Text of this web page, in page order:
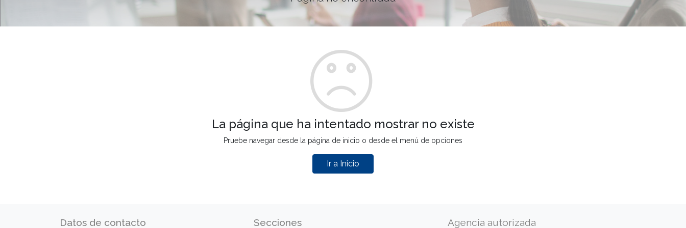
La página que ha intentado mostrar no existe
Pruebe navegar desde la página de inicio o desde el menú de opciones
Ir a Inicio
Datos de contacto Secciones Agencia autorizada